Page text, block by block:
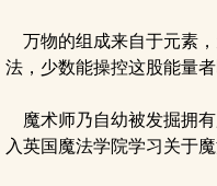
万物的组成来自于元素
法，少数能操控这股能量者
魔术师乃自幼被发掘拥
入英国魔法学院学习关于